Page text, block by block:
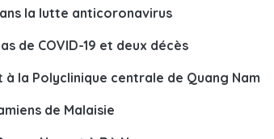
la lutte anticoronavirus
de COVID-19 et deux décès
la Polyclinique centrale de Quang Nam
de Malaisie